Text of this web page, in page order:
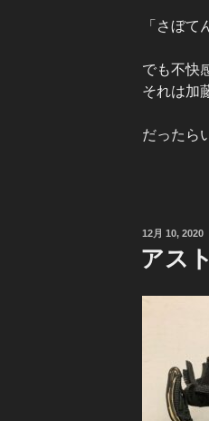
「さぼて
でも不快
それは加
だったら
投
日:
12月 10, 2020
アス